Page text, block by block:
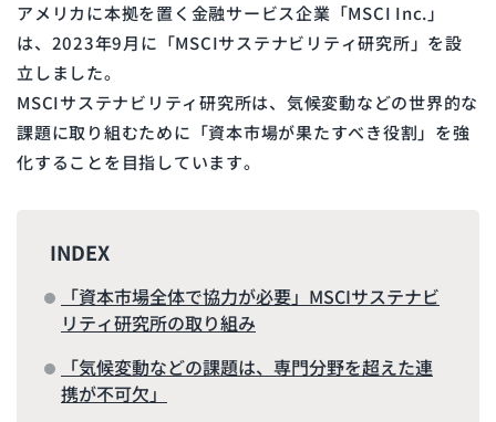
アメリカに本拠を置く金融サービス企業「MSCI Inc.」
は、2023年9月に「MSCIサステナビリティ研究所」を設
立しました。
MSCIサステナビリティ研究所は、 気候変動などの世界的な
課題に取り組むために「資本市場が果たすべき役割」を強
化することを目指しています。
INDEX
「資本市場全体で協力が必要」MSCIサステナビ
リティ研究所の取り組み
「気候変動などの課題は、専門分野を超えた連
携が不可欠」